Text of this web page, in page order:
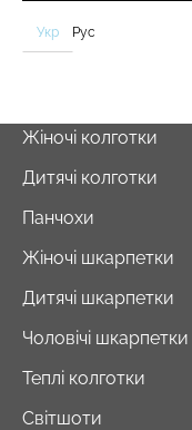
Укр Рус
Жіночі колготки
Дитячі колготки
Панчохи
Жіночі шкарпетки
Дитячі шкарпетки
Чоловічі шкарпетки
Теплі колготки
Світшоти